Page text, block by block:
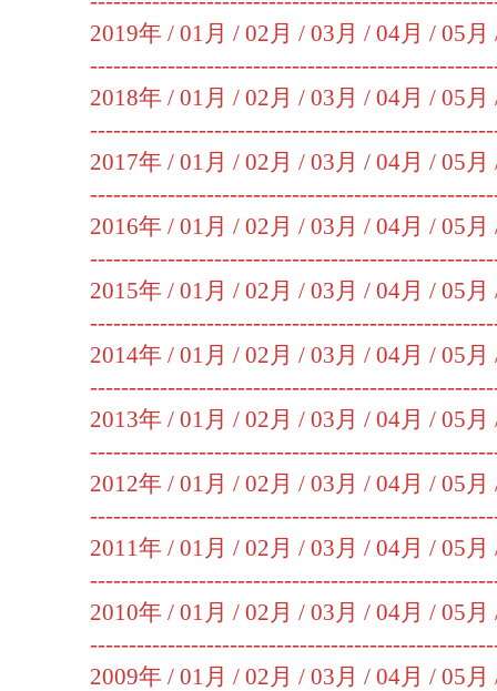
2019年 / 01月 / 02月 / 03月 / 04月 / 05月
2018年 / 01月 / 02月 / 03月 / 04月 / 05月
2017年 / 01月 / 02月 / 03月 / 04月 / 05月
2016年 / 01月 / 02月 / 03月 / 04月 / 05月
2015年 / 01月 / 02月 / 03月 / 04月 / 05月
2014年 / 01月 / 02月 / 03月 / 04月 / 05月
2013年 / 01月 / 02月 / 03月 / 04月 / 05月
2012年 / 01月 / 02月 / 03月 / 04月 / 05月
2011年 / 01月 / 02月 / 03月 / 04月 / 05月
2010年 / 01月 / 02月 / 03月 / 04月 / 05月
2009年 / 01月 / 02月 / 03月 / 04月 / 05月